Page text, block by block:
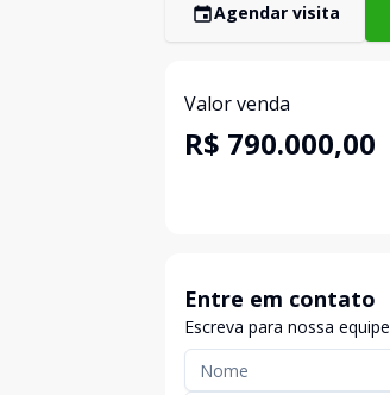
Agendar visita
Valor venda
R$ 790.000,00
Entre em contato
Escreva para nossa equipe